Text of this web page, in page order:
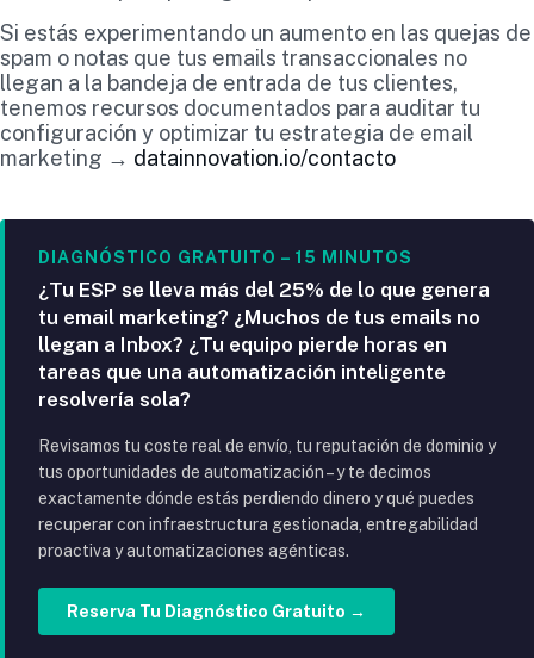
Si estás experimentando un aumento en las quejas de
spam o notas que tus emails transaccionales no
llegan a la bandeja de entrada de tus clientes,
tenemos recursos documentados para auditar tu
configuración y optimizar tu estrategia de email
marketing → datainnovation.io/contacto
DIAGNÓSTICO GRATUITO – 15 MINUTOS
¿Tu ESP se lleva más del 25% de lo que genera
tu email marketing? ¿Muchos de tus emails no
llegan a Inbox? ¿Tu equipo pierde horas en
tareas que una automatización inteligente
resolvería sola?
Revisamos tu coste real de envío, tu reputación de dominio y
tus oportunidades de automatización – y te decimos
exactamente dónde estás perdiendo dinero y qué puedes
recuperar con infraestructura gestionada, entregabilidad
proactiva y automatizaciones agénticas.
Reserva Tu Diagnóstico Gratuito →